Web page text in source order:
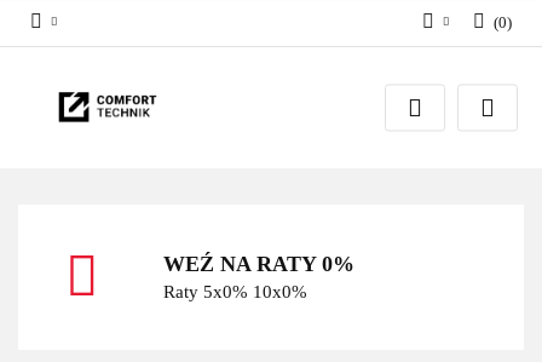
Zaloguj się
Zarejestruj się
(0)
WEŹ NA RATY 0%
Raty 5x0% 10x0%